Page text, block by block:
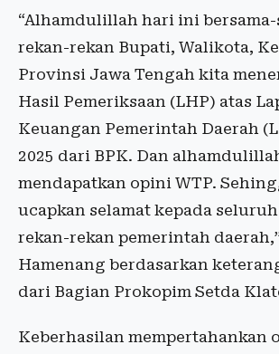
“Alhamdulillah hari ini bersama-
rekan-rekan Bupati, Walikota,
Provinsi Jawa Tengah kita
Hasil Pemeriksaan (LHP) atas
Keuangan Pemerintah Daerah
2025 dari BPK. Dan
mendapatkan opini WTP.
ucapkan selamat kepada
rekan-rekan pemerintah
Hamenang berdasarkan
dari Bagian Prokopim Setda
Keberhasilan mempertahankan